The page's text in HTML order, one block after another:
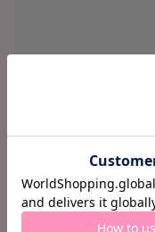
ロード中...
ロード中 ...